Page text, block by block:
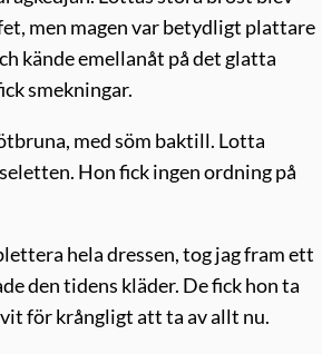
men magen var betydligt plattare
kände emellanåt på det glatta
smekningar.
med söm baktill. Lotta
Hon fick ingen ordning på
hela dressen, tog jag fram ett
den tidens kläder. De fick hon ta
för krångligt att ta av allt nu.